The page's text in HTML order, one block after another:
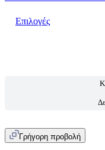
Επιλογές
Γρήγορη προβολή